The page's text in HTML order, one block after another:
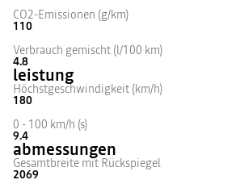
CO2-Emissionen (g/km)
110
Verbrauch gemischt (l/100 km)
4.8
leistung
Höchstgeschwindigkeit (km/h)
180
0 - 100 km/h (s)
9.4
abmessungen
Gesamtbreite mit Rückspiegel
2069